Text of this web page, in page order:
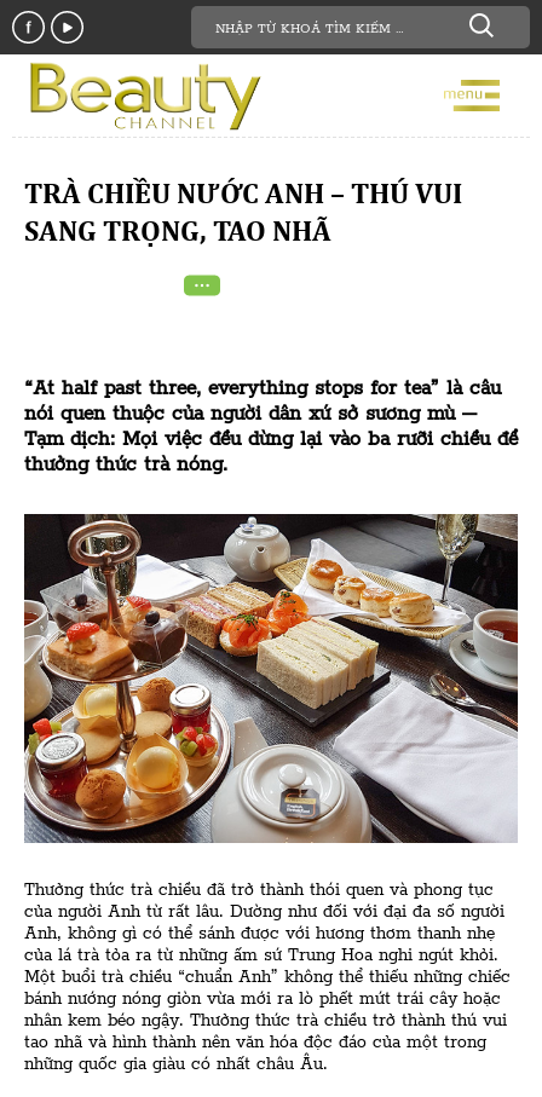
TRÀ CHIỀU NƯỚC ANH – THÚ VUI
SANG TRỌNG, TAO NHÃ
“At half past three, everything stops for tea” là câu
nói quen thuộc của người dân xứ sở sương mù –
Tạm dịch: Mọi việc đều dừng lại vào ba rưỡi chiều để
thưởng thức trà nóng.
Thưởng thức trà chiều đã trở thành thói quen và phong tục
của người Anh từ rất lâu. Dường như đối với đại đa số người
Anh, không gì có thể sánh được với hương thơm thanh nhẹ
của lá trà tỏa ra từ những ấm sứ Trung Hoa nghi ngút khỏi.
Một buổi trà chiều “chuẩn Anh” không thể thiếu những chiếc
bánh nướng nóng giòn vừa mới ra lò phết mứt trái cây hoặc
nhân kem béo ngậy. Thưởng thức trà chiều trở thành thú vui
tao nhã và hình thành nên văn hóa độc đáo của một trong
những quốc gia giàu có nhất châu Âu.